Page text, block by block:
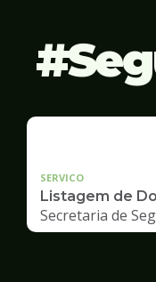
SERVICO
Listagem de
Secretaria de